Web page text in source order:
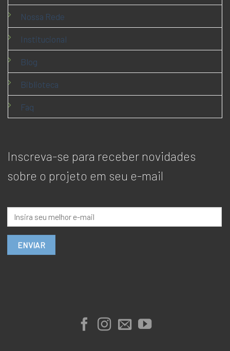
Nossa Rede
Institucional
Blog
Biblioteca
Faq
Inscreva-se para receber novidades
sobre o projeto em seu e-mail